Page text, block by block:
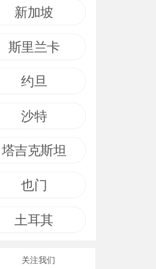
新加坡
斯里兰卡
约旦
沙特
塔吉克斯坦
也门
土耳其
关注我们